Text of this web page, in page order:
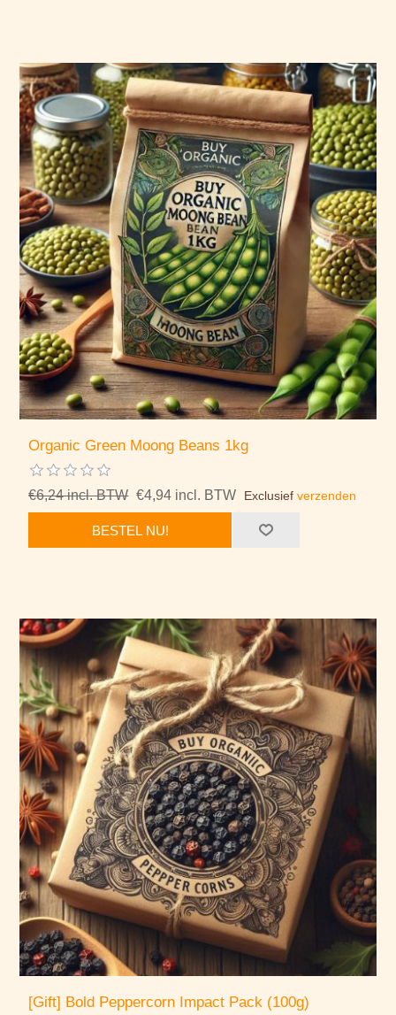
Organic Green Moong Beans 1kg
€6,24 incl. BTW €4,94 incl. BTW Exclusiefverzenden
BESTEL NU!
[Gift] Bold Peppercorn Impact Pack (100g)